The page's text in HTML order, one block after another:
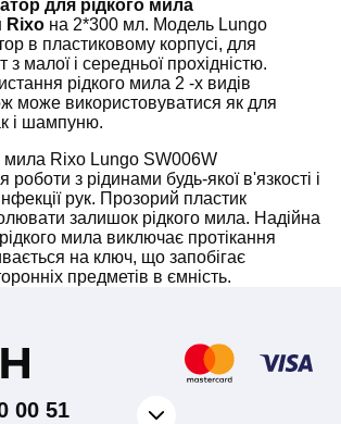
для рідкого мила
Rixo на 2*300 мл. Модель Lungo
в пластиковому корпусі, для
з малої і середньої прохідністю.
рідкого мила 2 -х видів
може використовуватися як для
і шампуню.
мила Rixo Lungo SW006W
з рідинами будь-якої в'язкості і
рук. Прозорий пластик
залишок рідкого мила. Надійна
мила виключає протікання
на ключ, що запобігає
предметів в ємність.
00 51